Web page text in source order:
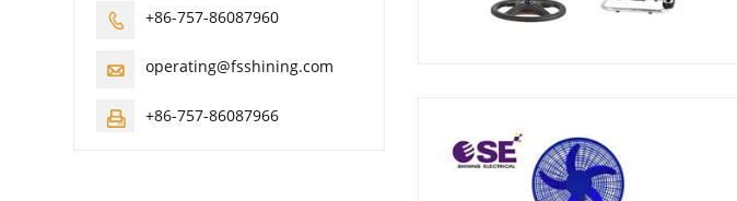
 +86-757-86087960
 operating@fsshining.com
 +86-757-86087966